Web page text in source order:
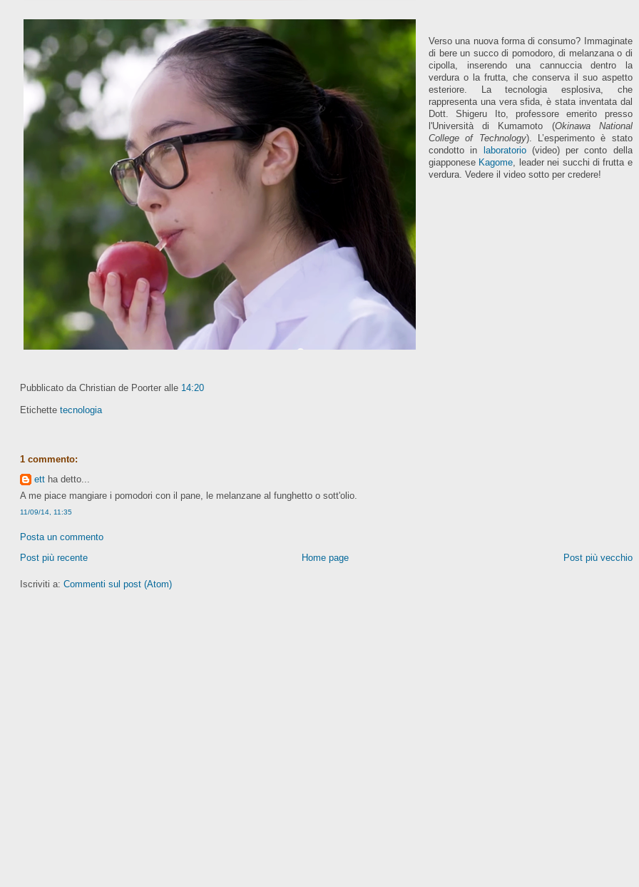
Verso una nuova forma di consumo? Immaginate
di bere un succo di pomodoro, di melanzana o di
cipolla, inserendo una cannuccia dentro la
verdura o la frutta, che conserva il suo aspetto
esteriore. La tecnologia esplosiva, che
rappresenta una vera sfida, è stata inventata dal
Dott. Shigeru Ito, professore emerito presso
l'Università di Kumamoto (Okinawa National
College of Technology). L’esperimento è stato
condotto in
laboratorio(video) per conto della
giapponese Kagome , leader nei succhi di frutta e
verdura. Vedere il video sotto per credere!
Pubblicato da Christian de Poorter alle 14:20
Etichette tecnologia
1 commento:
ettha detto...
A me piace mangiare i pomodori con il pane, le melanzane al funghetto o sott'olio.
11/09/14, 11:35
Posta un commento
Post più recente
Post più vecchio
Home page
Iscriviti a: Commenti sul post (Atom)